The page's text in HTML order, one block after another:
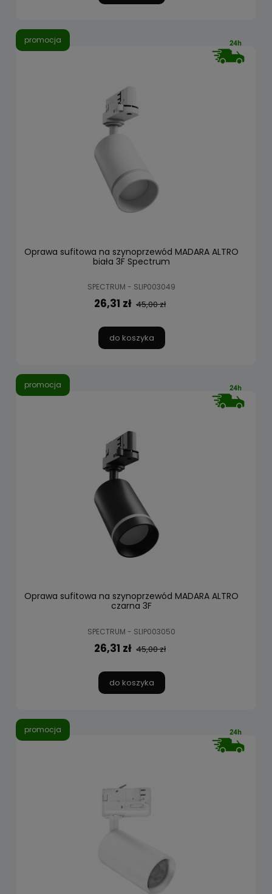
Oprawa sufitowa na szynoprzewód MADARA ALTRO
biała 3F Spectrum
SPECTRUM - SLIP003049
26,31 zł 45,00 zł
do koszyka
promocja
Oprawa sufitowa na szynoprzewód MADARA ALTRO
czarna 3F
SPECTRUM - SLIP003050
26,31 zł 45,00 zł
do koszyka
promocja
promocja